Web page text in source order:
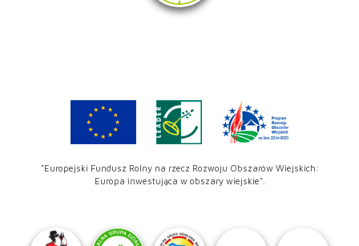
"Europejski Fundusz Rolny na rzecz Rozwoju Obszarów Wiejskich:
Europa inwestująca w obszary wiejskie".